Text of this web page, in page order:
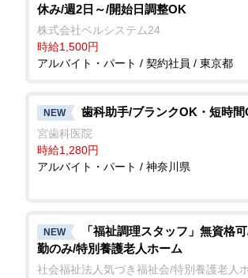
休み/週2日～/開始日調整OK
株式会社ベルシステム24
時給1,500円
アルバイト・パート / 契約社員 / 東京都
NEW 歯科助手/ブランクOK・短時間
宮歯科医院
時給1,280円
アルバイト・パート / 神奈川県
NEW
「福祉調理スタッフ」無資格可
勤のみ/特別養護老人ホーム
社会福祉法人気づき福祉会/特別養護老人